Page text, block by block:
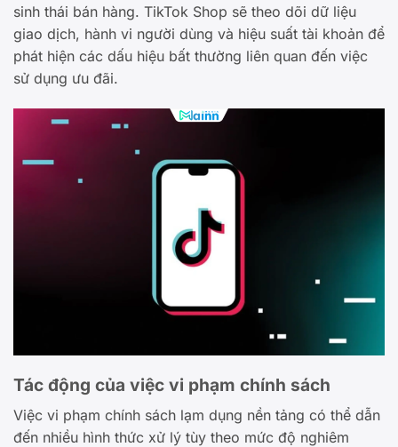
sinh thái bán hàng. TikTok Shop sẽ theo dõi dữ liệu
giao dịch, hành vi người dùng và hiệu suất tài khoản để
phát hiện các dấu hiệu bất thường liên quan đến việc
sử dụng ưu đãi.
Tác động của việc vi phạm chính sách
Việc vi phạm chính sách lạm dụng nền tảng có thể dẫn
đến nhiều hình thức xử lý tùy theo mức độ nghiêm